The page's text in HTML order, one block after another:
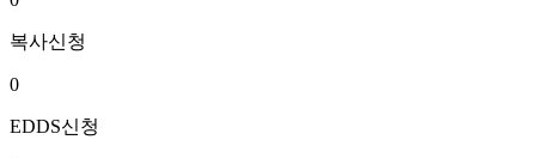
복사신청
0
EDDS신청